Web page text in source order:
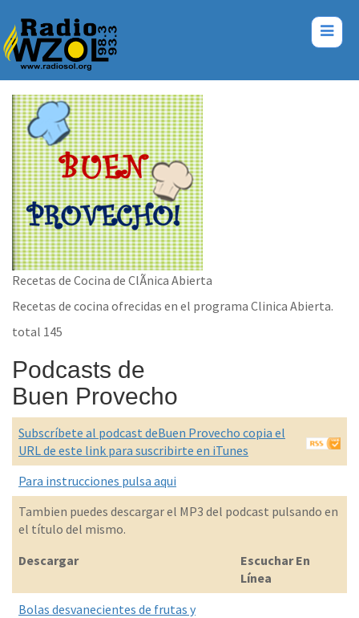
Recetas de Cocina de ClÃ­nica Abierta
Recetas de cocina ofrecidas en el programa Clinica Abierta.
total 145
Podcasts de
Buen Provecho
Subscríbete al podcast deBuen Provecho copia el
URL de este link para suscribirte en iTunes
Para instrucciones pulsa aqui
Tambien puedes descargar el MP3 del podcast pulsando en
el título del mismo.
Descargar
Escuchar En
Línea
Bolas desvanecientes de frutas y